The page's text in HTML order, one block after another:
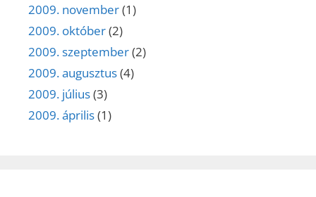
2009. november(1)
2009. október(2)
2009. szeptember(2)
2009. augusztus(4)
2009. július(3)
2009. április(1)